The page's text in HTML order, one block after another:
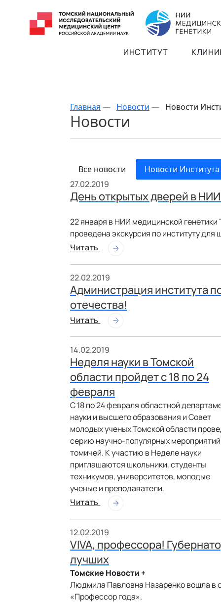
ИНСТИТУТ
Главная — Новости — Новости
Новости
Все новости
Новости Института
27.02.2019
День открытых дверей в
22 января в НИИ медицинской
проведена экскурсия по институту
Читать
22.02.2019
Администрация института
отечества!
Читать
14.02.2019
Неделя науки в Томской
области пройдет с 18 по 24
февраля
С 18 по 24 февраля областной
науки и высшего образования и Совет
молодых ученых Томской области
серию научно-популярных
томичей. К участию в Неделе науки
приглашаются школьники, студенты
техникумов, университетов, молодые
ученые и преподаватели.
Читать
12.02.2019
VIVA, профессора!
лучших
Томские Новости +
Людмила Павловна Назаренко вошла в
«Профессор года».